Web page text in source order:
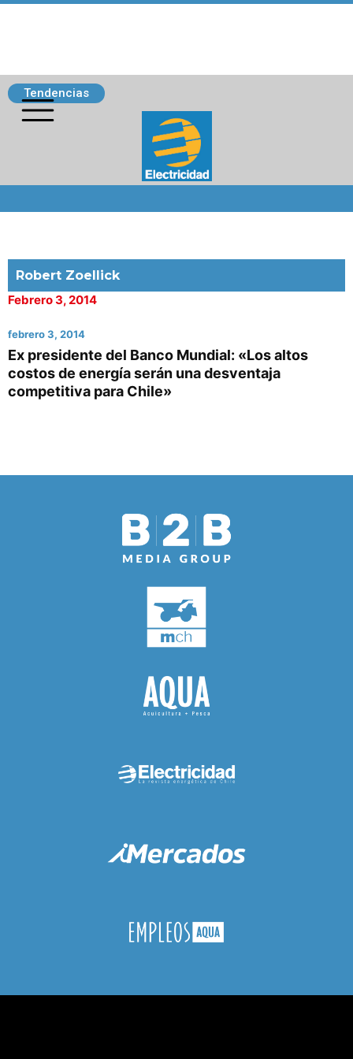
Tendencias
Robert Zoellick
Febrero 3, 2014
febrero 3, 2014
Ex presidente del Banco Mundial: «Los altos
costos de energía serán una desventaja
competitiva para Chile»